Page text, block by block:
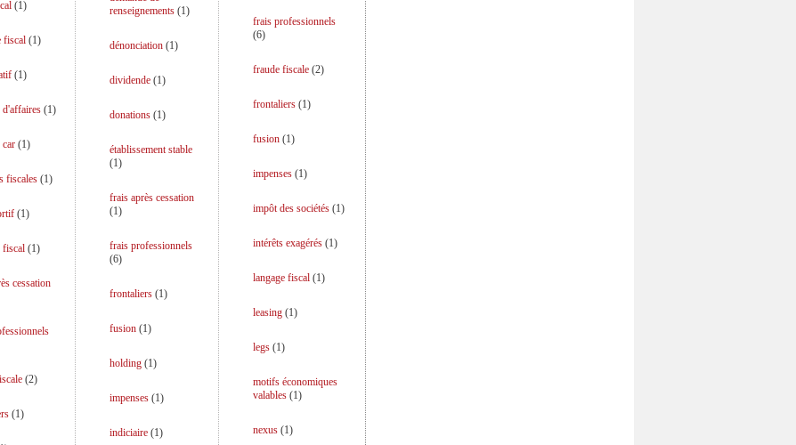
(1)
fiscal(1)
(1)
d'affaires(1)
car(1)
fiscales(1)
(1)
fiscal(1)
cessation
(2)
(1)
renseignements(1)
dénonciation(1)
dividende(1)
donations(1)
établissement stable
(1)
frais après cessation
(1)
frais professionnels
(6)
frontaliers(1)
fusion(1)
holding(1)
impenses(1)
indiciaire(1)
frais professionnels
(6)
fraude fiscale(2)
frontaliers(1)
fusion(1)
impenses(1)
impôt des sociétés(1)
intérêts exagérés(1)
langage fiscal(1)
leasing(1)
legs(1)
motifs économiques
valables(1)
nexus(1)